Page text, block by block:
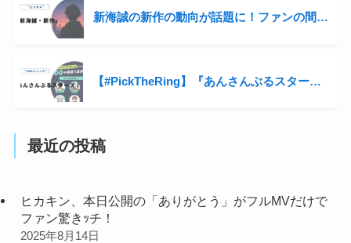
新海誠の新作の動向が話題に！ファンの間では“次回作”をにおわせる声も…
【#PickTheRing】『あんさんぶるスターズ！！』の変身シーンがファン熱狂
最近の投稿
ヒカキン、本日公開の「ありがとう」がフルMVだけで
ファン驚きｯチ！
2025年8月14日